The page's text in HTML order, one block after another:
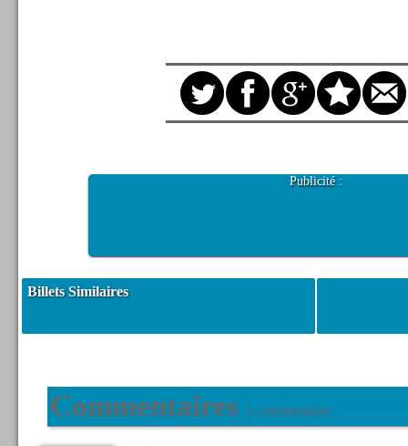
Publicité :
Billets Similaires
Commentaires 1 commentaire